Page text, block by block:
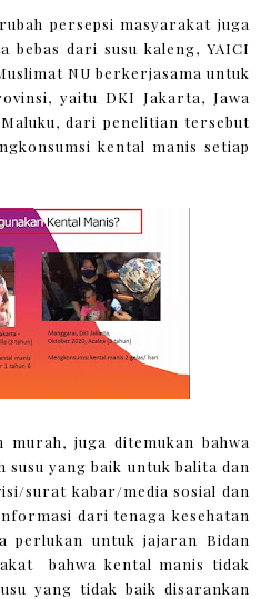
persepsi masyarakat juga
bebas dari susu kaleng, YAICI
NU berkerjasama untuk
yaitu DKI Jakarta, Jawa
dari penelitian tersebut
kental manis setiap
murah, juga ditemukan bahwa
yang baik untuk balita dan
surat kabar/media sosial dan
dari tenaga kesehatan
perlukan untuk jajaran Bidan
bahwa kental manis tidak
yang tidak baik disarankan